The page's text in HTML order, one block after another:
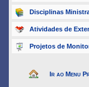
Disciplinas
Atividades de
Projetos de
Ir ao Menu